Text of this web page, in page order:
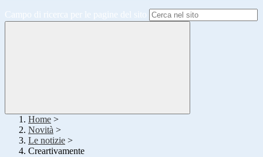
Campo di ricerca per le pagine del sito
Home >
Novità >
Le notizie >
Creartivamente